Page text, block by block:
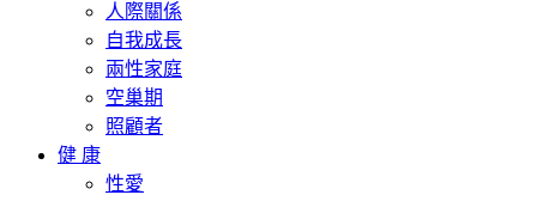
人際關係
自我成長
兩性家庭
空巢期
照顧者
健 康
性愛